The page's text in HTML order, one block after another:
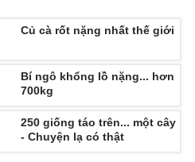
Củ cà rốt nặng nhất thế giới
Bí ngô khổng lồ nặng... hơn
700kg
250 giống táo trên... một cây
- Chuyện lạ có thật